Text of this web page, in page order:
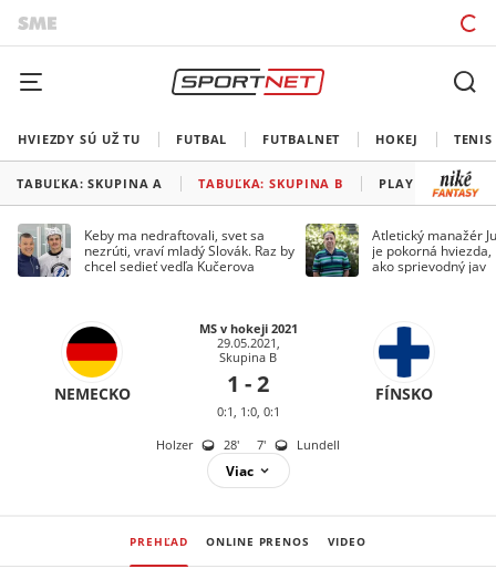
HVIEZDY SÚ UŽ TU FUTBAL FUTBALNET HOKEJ TENIS
TABUĽKA: SKUPINA A TABUĽKA: SKUPINA B PLAY OFF
Keby ma nedraftovali, svet sa
nezrúti, vraví mladý Slovák. Raz by
chcel sedieť vedľa Kučerova
Atletický manažér
je pokorná
ako sprievodný jav
NEMECKO
MS v hokeji 2021
29.05.2021,
Skupina B
1 - 2
0:1, 1:0, 0:1
FÍNSKO
Holzer 28' 7' Lundell
Viac
PREHĽAD ONLINE PRENOS VIDEO